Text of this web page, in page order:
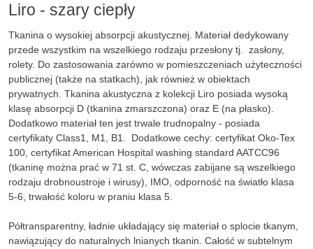
Liro - szary ciepły
Tkanina o wysokiej absorpcji akustycznej. Materiał dedykowany
przede wszystkim na wszelkiego rodzaju przesłony tj. zasłony,
rolety. Do zastosowania zarówno w pomieszczeniach użyteczności
publicznej (także na statkach), jak również w obiektach
prywatnych. Tkanina akustyczna z kolekcji Liro posiada wysoką
klasę absorpcji D (tkanina zmarszczona) oraz E (na płasko).
Dodatkowo materiał ten jest trwale trudnopalny - posiada
certyfikaty Class1, M1, B1. Dodatkowe cechy: certyfikat Oko-Tex
100, certyfikat American Hospital washing standard AATCC96
(tkaninę można prać w 71 st. C, wówczas zabijane są wszelkiego
rodzaju drobnoustroje i wirusy), IMO, odporność na światło klasa
5-6, trwałość koloru w praniu klasa 5.
Półtransparentny, ładnie układający się materiał o splocie tkanym,
nawiązujący do naturalnych lnianych tkanin. Całość w subtelnym